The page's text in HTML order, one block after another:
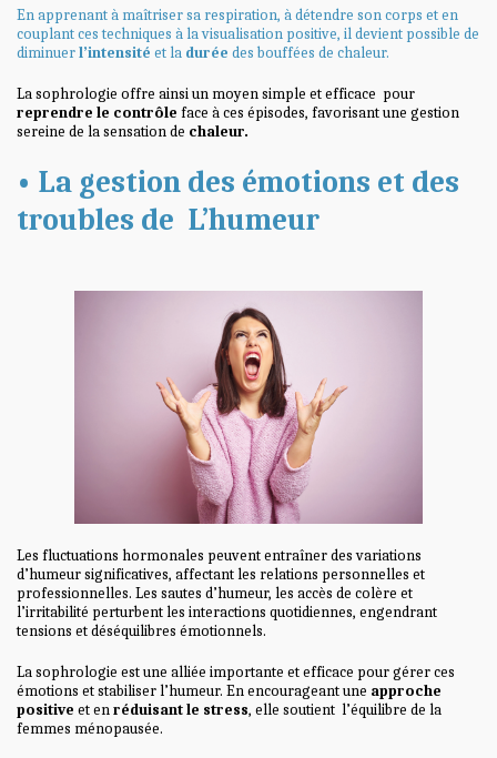
En apprenant à maîtriser sa respiration, à détendre son corps et en
couplant ces techniques à la visualisation positive, il devient possible de
diminuerl’intensité et la durée des bouffées de chaleur.
La sophrologie offre ainsi un moyen simple et efficace pour
reprendre le contrôle face à ces épisodes, favorisant une gestion
sereine de la sensation de chaleur.
• La gestion des émotions et des
troubles de L’humeur
Les fluctuations hormonales peuvent entraîner des variations
d’humeur significatives, affectant les relations personnelles et
professionnelles. Les sautes d’humeur, les accès de colère et
l’irritabilité perturbent les interactions quotidiennes, engendrant
tensions et déséquilibres émotionnels.
La sophrologie est une alliée importante et efficace pour gérer ces
émotions et stabiliser l’humeur. En encourageant une approche
positive et enréduisant le stress, elle soutient l’équilibre de la
femmes ménopausée.